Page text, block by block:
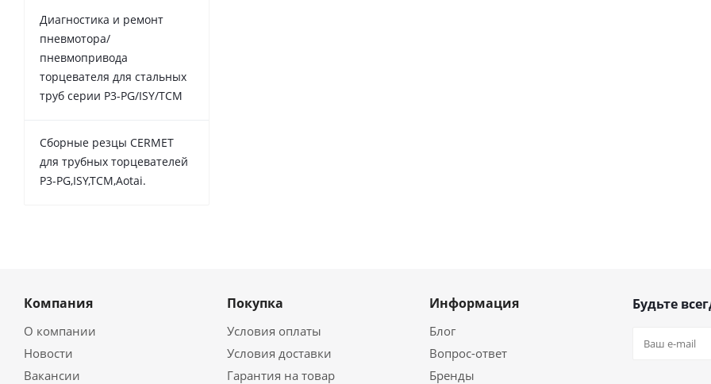
Диагностика и ремонт
пневмотора/
пневмопривода
торцевателя для стальных
труб серии P3-PG/ISY/TCM
Сборные резцы CERMET
для трубных торцевателей
P3-PG,ISY,TCM,Aotai.
Компания
О компании
Новости
Вакансии
Покупка
Условия оплаты
Условия доставки
Гарантия на товар
Информация
Блог
Вопрос-ответ
Бренды
Будьте